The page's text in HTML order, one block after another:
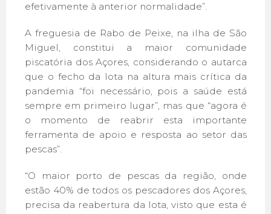
efetivamente à anterior normalidade”.
A freguesia de Rabo de Peixe, na ilha de São
Miguel, constitui a maior comunidade
piscatória dos Açores, considerando o autarca
que o fecho da lota na altura mais crítica da
pandemia “foi necessário, pois a saúde está
sempre em primeiro lugar”, mas que “agora é
o momento de reabrir esta importante
ferramenta de apoio e resposta ao setor das
pescas”.
“O maior porto de pescas da região, onde
estão 40% de todos os pescadores dos Açores,
precisa da reabertura da lota, visto que esta é